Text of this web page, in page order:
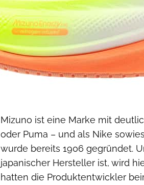
Mizuno ist eine Marke mit
oder Puma – und als Nike
wurde bereits 1906 gegründet.
japanischer Hersteller ist, wird
hatten die Produktentwickler